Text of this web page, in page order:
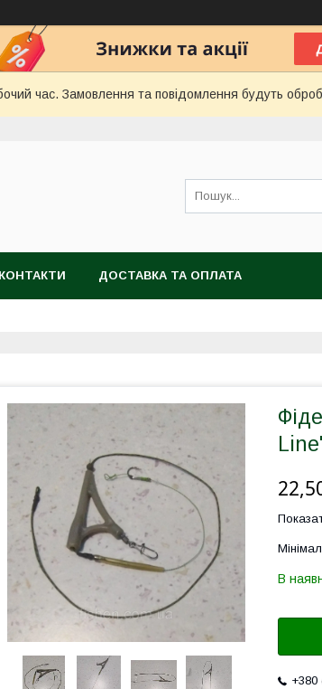
час. Замовлення та повідомлення будуть
КОНТАКТИ ДОСТАВКА ТА ОПЛАТА
В
+380